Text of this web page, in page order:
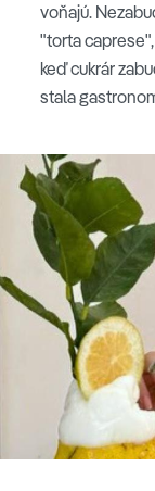
voňajú.
"torta
keď cukrár
stala